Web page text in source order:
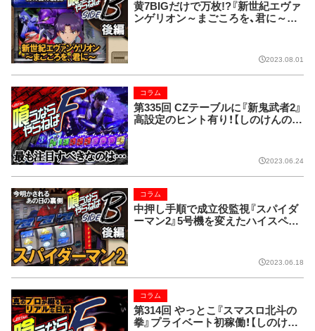
黄7BIGだけで万枚!?『新世紀エヴァ
ンゲリオン～まごころを、君に～』
2023.08.01
第335回 CZテーブルに『新鬼武者2』
高設定のヒント有り！【しのけんの喰
コラム
2023.06.24
中押し手順で成立役監視『スパイダ
ーマン2』5号機を変えたハイスペッ
コラム
2023.06.18
第314回 やっとこ『スマスロ北斗の
拳』プライベート初稼働！【しのけん
コラム